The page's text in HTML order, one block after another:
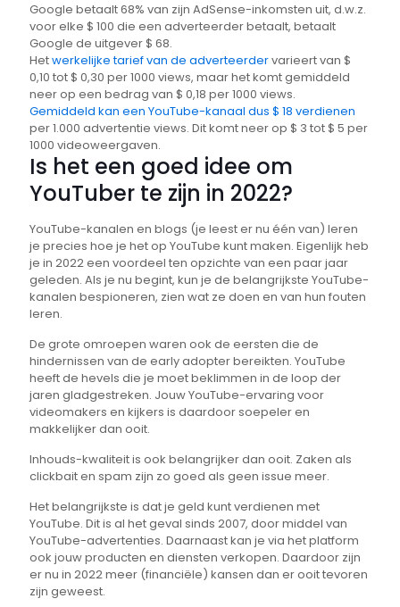
Google betaalt 68% van zijn AdSense-inkomsten uit, d.w.z.
voor elke $ 100 die een adverteerder betaalt, betaalt
Google de uitgever $ 68.
Hetwerkelijke tarief van de adverteerdervarieert van $
0,10 tot $ 0,30 per 1000 views, maar het komt gemiddeld
neer op een bedrag van $ 0,18 per 1000 views.
Gemiddeld kan een YouTube-kanaal dus $ 18 verdienen
per 1.000 advertentie views. Dit komt neer op $ 3 tot $ 5 per
1000 videoweergaven.
Is het een goed idee om
YouTuber te zijn in 2022?
YouTube-kanalen en blogs (je leest er nu één van) leren
je precies hoe je het op YouTube kunt maken. Eigenlijk heb
je in 2022 een voordeel ten opzichte van een paar jaar
geleden. Als je nu begint, kun je de belangrijkste YouTube-
kanalen bespioneren, zien wat ze doen en van hun fouten
leren.
De grote omroepen waren ook de eersten die de
hindernissen van de early adopter bereikten. YouTube
heeft de hevels die je moet beklimmen in de loop der
jaren gladgestreken. Jouw YouTube-ervaring voor
videomakers en kijkers is daardoor soepeler en
makkelijker dan ooit.
Inhouds-kwaliteit is ook belangrijker dan ooit. Zaken als
clickbait en spam zijn zo goed als geen issue meer.
Het belangrijkste is dat je geld kunt verdienen met
YouTube. Dit is al het geval sinds 2007, door middel van
YouTube-advertenties. Daarnaast kan je via het platform
ook jouw producten en diensten verkopen. Daardoor zijn
er nu in 2022 meer (financiële) kansen dan er ooit tevoren
zijn geweest.